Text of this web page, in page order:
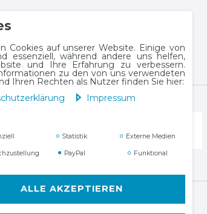
Cookies auf unserer Website. Einige von
essenziell, während andere uns helfen,
und Ihre Erfahrung zu verbessern.
zu den von uns verwendeten
Ihren Rechten als Nutzer finden Sie hier:
Impressum
Statistik Externe Medien
PayPal Funktional
ALLE AKZEPTIEREN